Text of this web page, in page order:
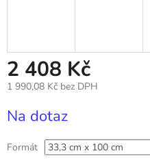
2 408 Kč
1 990,08 Kč bez DPH
cena:
Na dotaz
Formát